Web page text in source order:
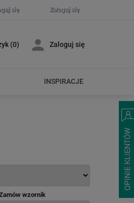
Zaloguj się
się
(0) Zaloguj się
INSPIRACJE
wzornik